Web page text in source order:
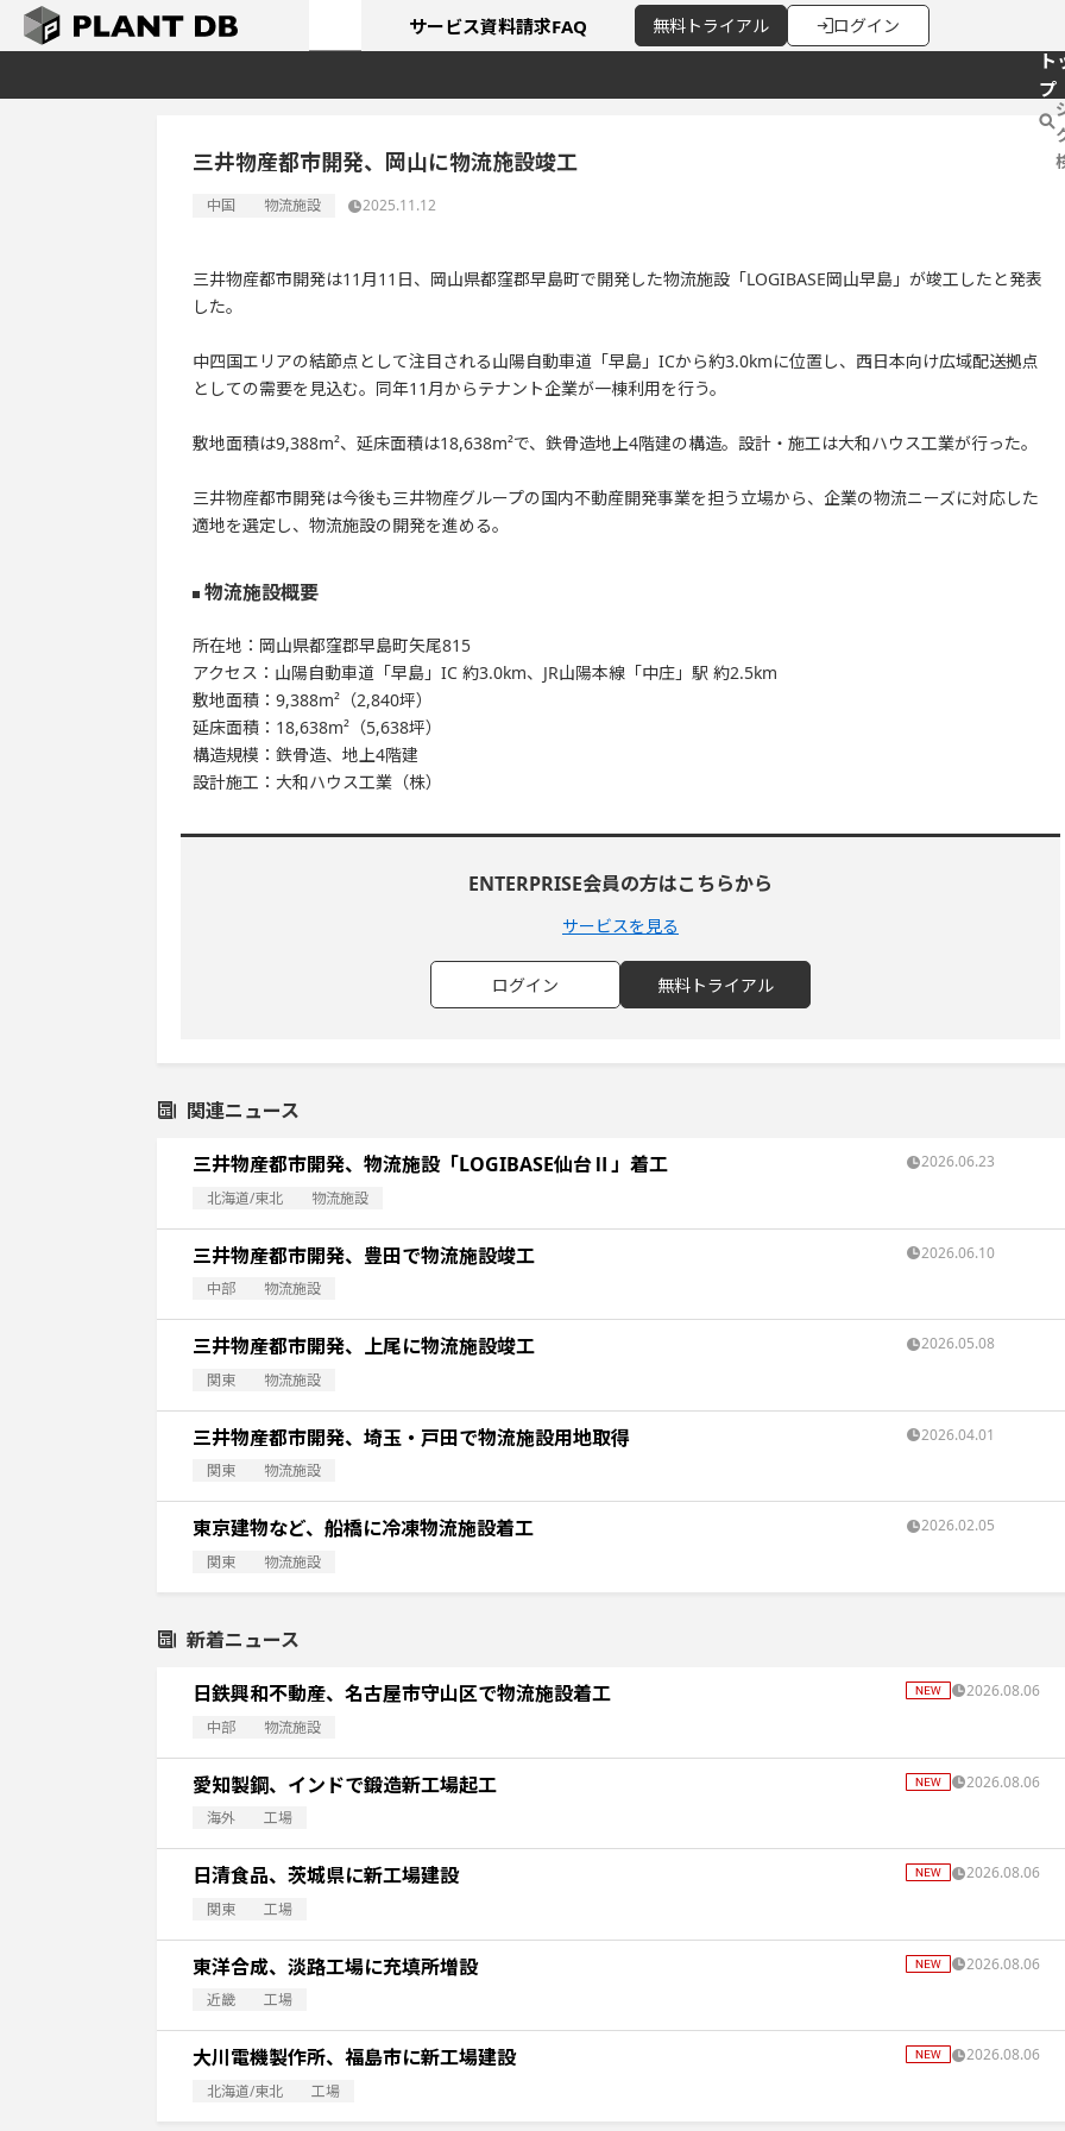
無料 トライアル ログイン
サービス資料請求FAQ
ト
プ
三井物産都市開発、岡山に物流施設竣工
中国 物流施設 2025.11.12
三井物産都市開発は11月11日、岡山県都窪郡早島町で開発した物流施設「LOGIBASE岡山早島」が竣工したと発表
した。
中四国エリアの結節点として注目される山陽自動車道「早島」ICから約3.0kmに位置し、西日本向け広域配送拠点
としての需要を見込む。同年11月からテナント企業が一棟利用を行う。
敷地面積は9,388m²、延床面積は18,638m²で、鉄骨造地上4階建の構造。設計・施工は大和ハウス工業が行った。
三井物産都市開発は今後も三井物産グループの国内不動産開発事業を担う立場から、企業の物流ニーズに対応した
適地を選定し、物流施設の開発を進める。
物流施設概要
所在地：岡山県都窪郡早島町矢尾815
アクセス：山陽自動車道「早島」IC 約3.0km、JR山陽本線「中庄」駅 約2.5km
敷地面積：9,388m²（2,840坪）
延床面積：18,638m²（5,638坪）
構造規模：鉄骨造、地上4階建
設計施工：大和ハウス工業（株）
ENTERPRISE会員の方はこちらから
サービスを見る
ログイン 無料トライアル
関連ニュース
三井物産都市開発、物流施設「LOGIBASE仙台Ⅱ」着工
北海道/東北 物流施設
2026.06.23
三井物産都市開発、豊田で物流施設竣工
中部 物流施設
2026.06.10
三井物産都市開発、上尾に物流施設竣工
関東 物流施設
2026.05.08
三井物産都市開発、埼玉・戸田で物流施設用地取得
関東 物流施設
2026.04.01
東京建物など、船橋に冷凍物流施設着工
関東 物流施設
2026.02.05
新着ニュース
日鉄興和不動産、名古屋市守山区で物流施設着工
中部 物流施設
2026.08.06
愛知製鋼、インドで鍛造新工場起工
海外 工場
2026.08.06
日清食品、茨城県に新工場建設
関東 工場
2026.08.06
東洋合成、淡路工場に充填所増設
近畿 工場
2026.08.06
大川電機製作所、福島市に新工場建設
北海道/東北 工場
2026.08.06